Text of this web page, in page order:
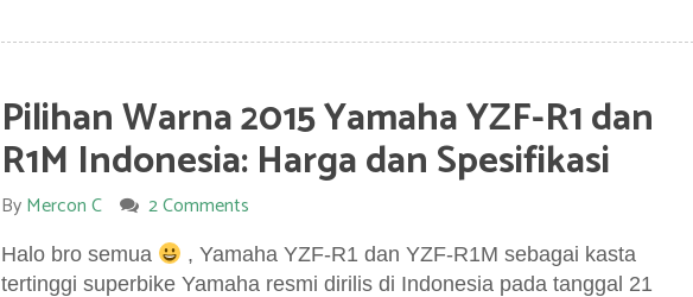
Pilihan Warna 2015 Yamaha YZF-R1 dan
R1M Indonesia: Harga dan Spesifikasi
ByMercon C 2 Comments
Halo bro semua
, Yamaha YZF-R1 dan YZF-R1M sebagai kasta
tertinggi superbike Yamaha resmi dirilis di Indonesia pada tanggal 21